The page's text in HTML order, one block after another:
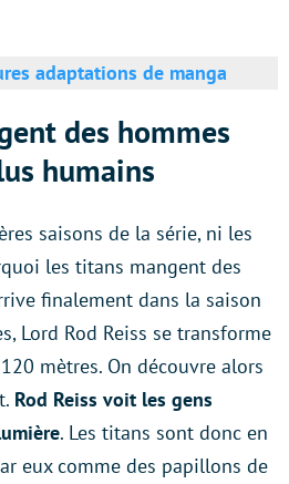
adaptations de manga
des hommes
humains
saisons de la série, ni les
les titans mangent des
finalement dans la saison
Lord Rod Reiss se transforme
mètres. On découvre alors
Rod Reiss voit les gens
. Les titans sont donc en
eux comme des papillons de